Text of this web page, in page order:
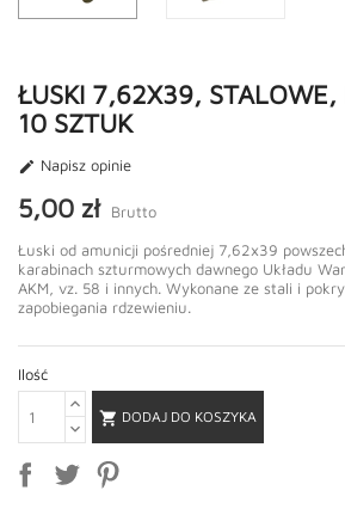
ŁUSKI 7,62X39,
10 SZTUK
 Napisz opinie
5,00 zł
Brutto
Łuski od amunicji pośredniej 7,62x39
karabinach szturmowych dawnego Układu
AKM, vz. 58 i innych. Wykonane ze stali i
zapobiegania rdzewieniu.
Ilość
 DODAJ DO KOSZYKA